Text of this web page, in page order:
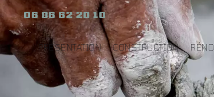
06 86 62 20 10
PRÉSENTATION CONSTRUCTION